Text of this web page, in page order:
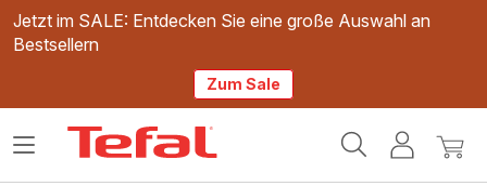
Jetzt im SALE: Entdecken Sie eine große Auswahl an
Bestsellern
Zum Sale
Mein
Mein
Das